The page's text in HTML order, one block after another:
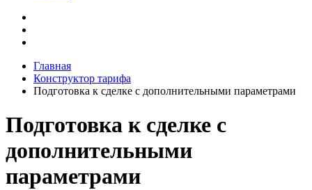
Главная
Конструктор тарифа
Подготовка к сделке с дополнительными параметрами
Подготовка к сделке с
дополнительными
параметрами